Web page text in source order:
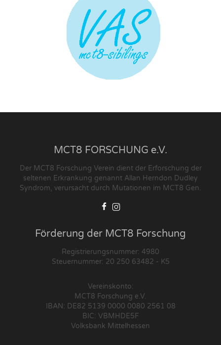
MCT8 FORSCHUNG e.V.
Der MCT8 Forschung Verein dient der Erforschung der
seltenen Erkrankung genannt Allan Herndon Dudley
Syndrom, verursacht durch Mutationen im MCT8 Gen.
Förderung der MCT8 Forschung
Registrierungsnummer: 4980
Steuernummer: 20 250 63482 - K5
Vereinskonto:
MCT8 Forschung e.V.
IBAN: DE82 5139 0000 0080 2561 08
BIC: VBMHDE5F
Volksbank Mittelhessen